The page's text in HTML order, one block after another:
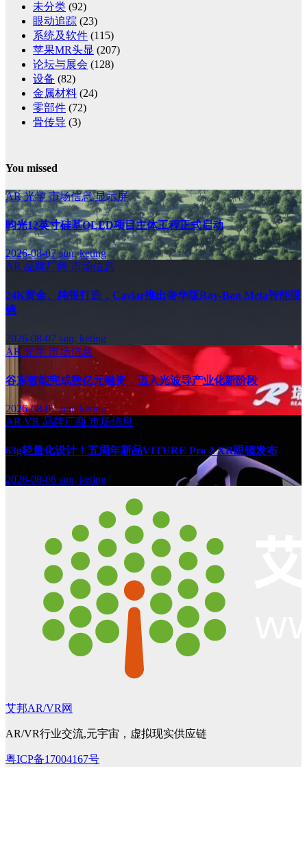
未分类 (92)
眼动追踪 (23)
系统及软件 (115)
苹果MR头显 (207)
论坛与展会 (128)
设备 (82)
金属材料 (24)
零部件 (72)
骨传导 (3)
You missed
AR光学市场信息显示屏
昀光12英寸硅基OLED项目主体工程正式启动
2026-08-07sun, keting
AR 品牌厂商 市场信息
24K黄金、纯银打造，Caviar推出奢华版Ray-Ban Meta智能眼
镜
2026-08-07 sun, keting
AR 光学 市场信息
谷东智能完成数亿元融资，迈入光波导产业化新阶段
2026-08-07sun, keting
AR VR 品牌厂商 市场信息
63g轻量化设计！五周年新品VITURE Pro 2 XR眼镜发布
2026-08-06 sun, keting
艾邦AR/VR网
AR/VR行业交流,元宇宙，虚拟现实供应链
粤ICP备17004167号